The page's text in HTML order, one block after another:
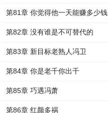
第81章 你觉得他一天能赚多少钱
第82章 没有谁是不可替代的
第83章 新目标老熟人冯卫
第84章 你是老千你出千
第85章 巧遇冯萧
第86章 红颜多祸